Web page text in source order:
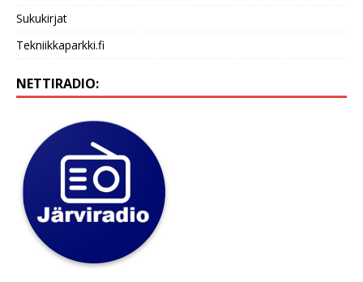
Sukukirjat
Tekniikkaparkki.fi
NETTIRADIO: